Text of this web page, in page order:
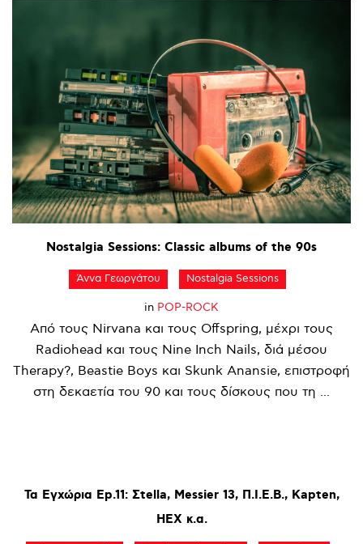
Nostalgia Sessions: Classic albums of the 90s
Άννα Γεωργάτου Nostalgia Sessions
in POP-ROCK
Από τους Nirvana και τους Offspring, μέχρι τους
Radiohead και τους Nine Inch Nails, διά μέσου
Therapy?, Beastie Boys και Skunk Anansie, επιστροφή
στη δεκαετία του 90 και τους δίσκους που τη ...
Τα Εγχώρια Ep.11: Σtella, Messier 13, Π.Ι.Ε.Β., Kapten,
HEX κ.α.